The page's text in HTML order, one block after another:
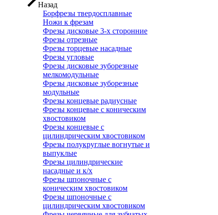
Назад
Борфрезы твердосплавные
Ножи к фрезам
Фрезы дисковые 3-х сторонние
Фрезы отрезные
Фрезы торцевые насадные
Фрезы угловые
Фрезы дисковые зуборезные
мелкомодульные
Фрезы дисковые зуборезные
модульные
Фрезы концевые радиусные
Фрезы концевые с коническим
хвостовиком
Фрезы концевые с
цилиндрическим хвостовиком
Фрезы полукруглые вогнутые и
выпуклые
Фрезы цилиндрические
насадные и к/х
Фрезы шпоночные с
коническим хвостовиком
Фрезы шпоночные с
цилиндрическим хвостовиком